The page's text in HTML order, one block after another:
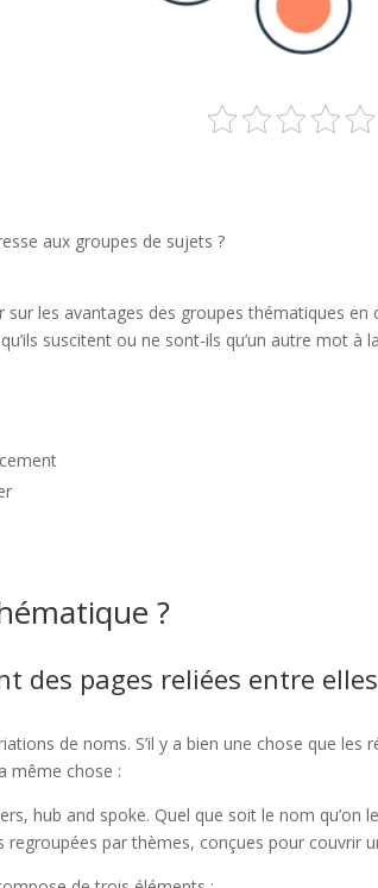
aux groupes de sujets ?
sur les avantages des groupes thématiques en
suscitent ou ne sont-ils qu’un autre mot à
?
des pages reliées entre
de noms. S’il y a bien une chose que les
même chose :
hub and spoke. Quel que soit le nom qu’on
par thèmes, conçues pour couvrir